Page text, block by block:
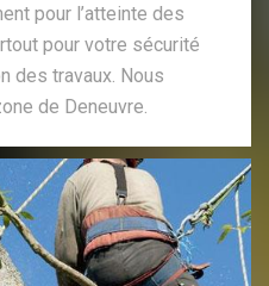
pour l’atteinte des
pour votre sécurité
des travaux. Nous
de Deneuvre.